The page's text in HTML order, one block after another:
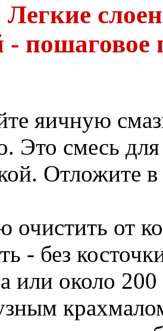
Легкие
пошаговое
яичную
Это смесь
Отложите в
от
- без
или около